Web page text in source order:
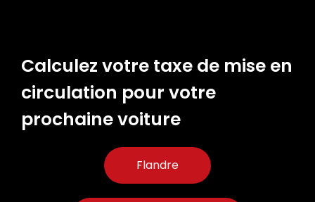
Calculez votre taxe de mise en
circulation pour votre
prochaine voiture
Flandre